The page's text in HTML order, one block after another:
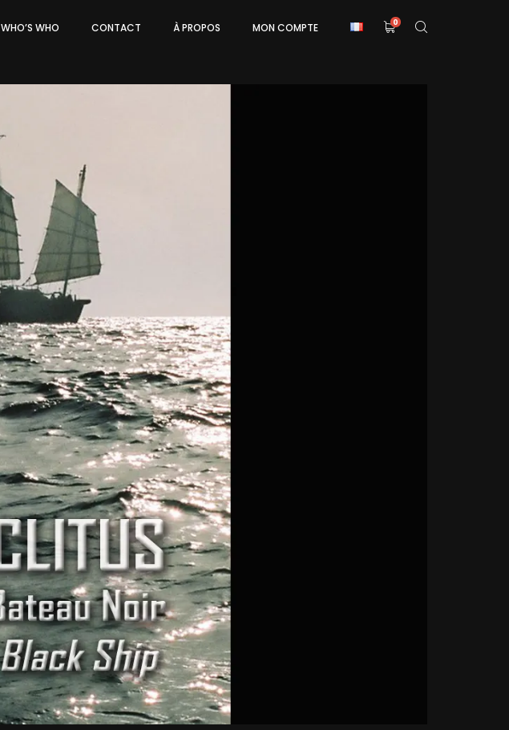
WHO’S WHO CONTACT À PROPOS MON COMPTE 0